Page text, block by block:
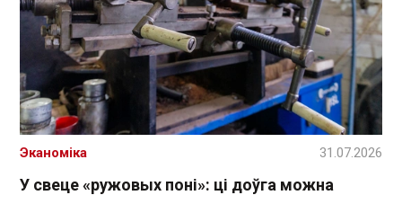
У свеце «ружовых поні»: ці доўга можна
Эканоміка 31.07.2026